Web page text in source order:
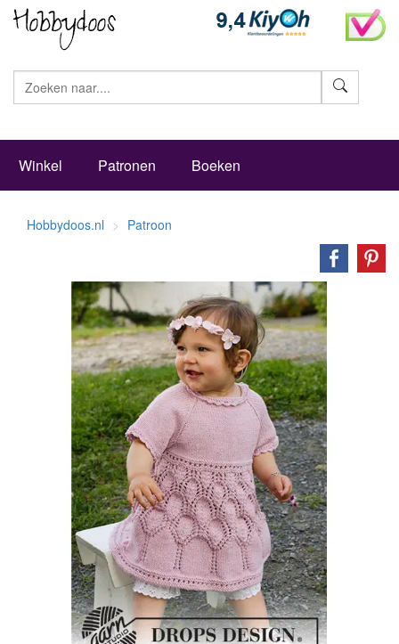
Winkel Patronen Boeken
Hobbydoos.nl Patroon